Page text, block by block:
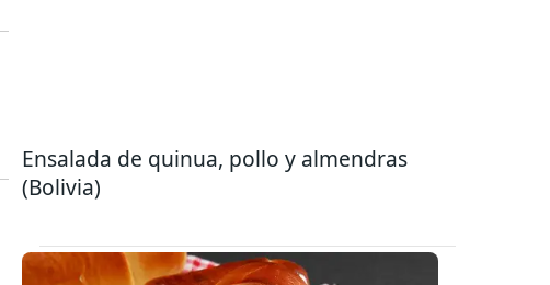
Ensalada de quinua, pollo y almendras
(Bolivia)